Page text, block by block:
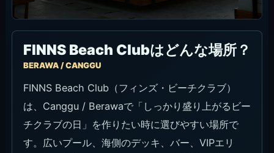
FINNS Beach Clubはどんな場所？
BERAWA / CANGGU
FINNS Beach Club（フィンズ・ビーチクラブ）
は、Canggu / Berawaで「しっかり盛り上がるビー
チクラブの日」を作りたい時に選びやすい場所で
す。広いプール、海側のデッキ、バー、VIPエリ